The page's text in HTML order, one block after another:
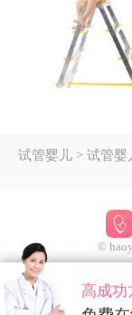
试管婴儿 > 试管婴儿
©
高成功